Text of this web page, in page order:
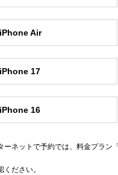
iPhone Air
iPhone 17
iPhone 16
ーネットで予約では、料金プラン
ださい。